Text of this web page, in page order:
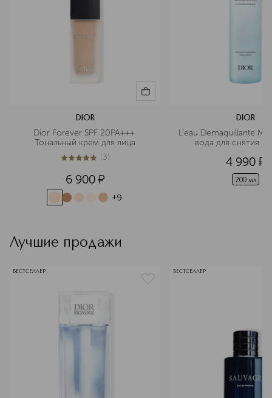
DIOR
Dior Forever SPF 20PA+++
Тональный крем для лица
5из 53 (3)
6 900 ¤
+9
DIOR
L'eau Demaquillante
вода для снятия
4 990 ¤
200 мл
Лучшие продажи
БЕСТСЕЛЛЕР БЕСТСЕЛЛЕР